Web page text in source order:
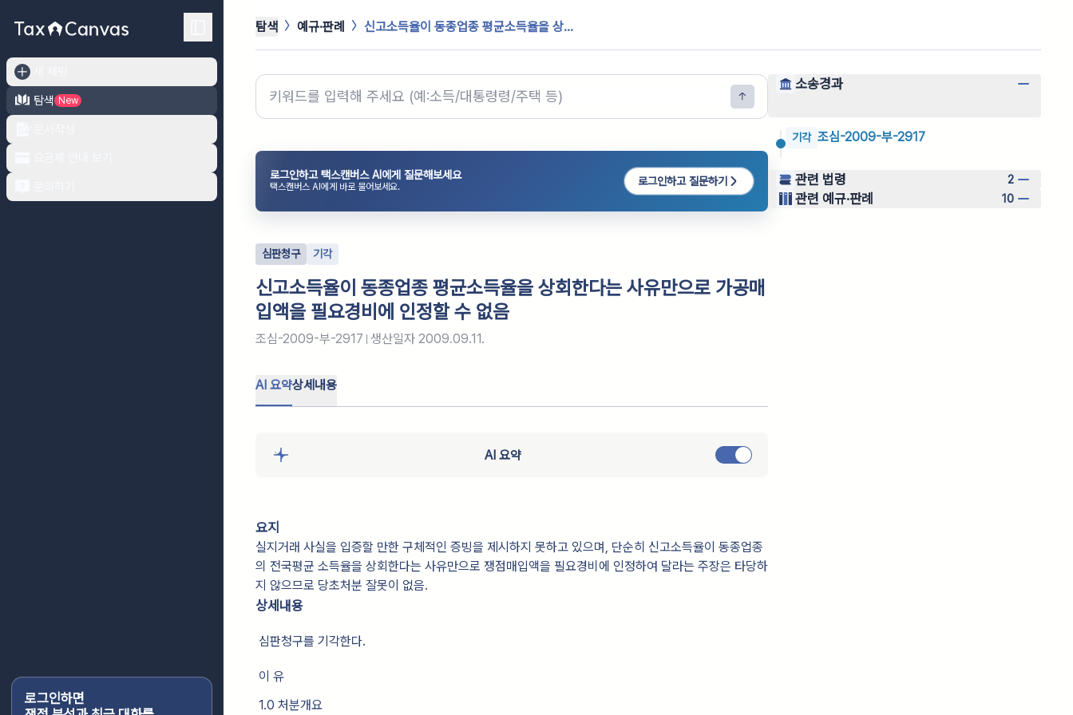
탐색
New
로그인하면
탐색 예규·판례 신고소득율이 동종업종 평균소득율을 상...
로그인하고 택스캔버스 AI에게 질문해보세요
택스캔버스 AI에게 바로 물어보세요. 로그인하고 질문하기
심판청구 기각
신고소득율이 동종업종 평균소득율을 상회한다는 사유만으로 가공매
입액을 필요경비에 인정할 수 없음
조심-2009-부-2917 생산일자 2009.09.11.
AI 요약상세내용
AI 요약
요지
실지거래 사실을 입증할 만한 구체적인 증빙을 제시하지 못하고 있으며, 단순히 신고소득율이 동종업종
의 전국평균 소득율을 상회한다는 사유만으로 쟁점매입액을 필요경비에 인정하여 달라는 주장은 타당하
지 않으므로 당초처분 잘못이 없음.
상세내용
심판청구를 기각한다.
이 유
1.0 처분개요
소송경과
기각 조심-2009-부-2917
관련 법령 2
관련 예규·판례 10